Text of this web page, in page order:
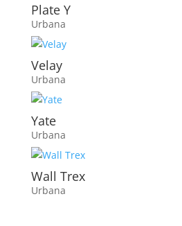
Plate Y
Urbana
Velay
Urbana
Yate
Urbana
Wall Trex
Urbana